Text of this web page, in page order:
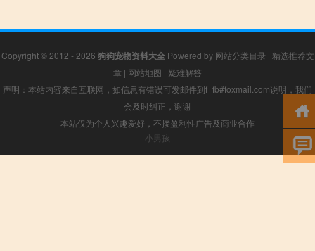
Copyright © 2012 - 2026 狗狗宠物资料大全Powered by 网站分类目录 | 精选推荐文
章 | 网站地图 | 疑难解答
声明：本站内容来自互联网，如信息有错误可发邮件到f_fb#foxmail.com说明，我们
会及时纠正，谢谢
本站仅为个人兴趣爱好，不接盈利性广告及商业合作
小男孩